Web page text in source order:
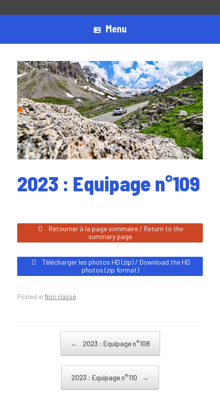
Menu
2023 : Equipage n°109
Retourner à la page sommaire / Return to the
summary page
Télécharger les photos HD (zip) / Download the HD
photos (zip format)
Posted in Non classé.
← 2023 : Equipage n°108
2023 : Equipage n°110 →